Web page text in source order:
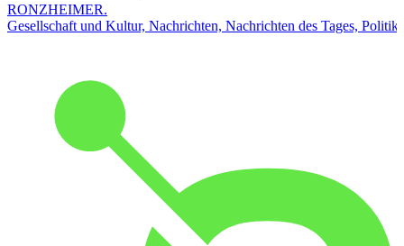
RONZHEIMER.
Gesellschaft und Kultur, Nachrichten, Nachrichten des Tages, Politik